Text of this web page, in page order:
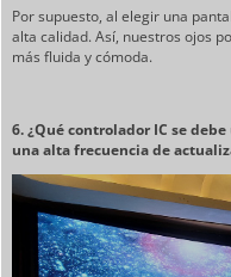
Por supuesto, al elegir una
alta calidad. Así, nuestros ojos
más fluida y cómoda.
6. ¿Qué controlador IC se
una alta frecuencia de